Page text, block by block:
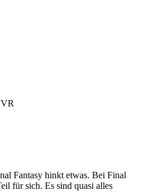
Fantasy hinkt etwas. Bei Final
für sich. Es sind quasi alles